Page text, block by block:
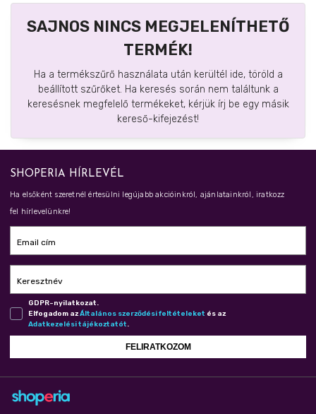
SAJNOS NINCS MEGJELENÍTHETŐ
TERMÉK!
Ha a termékszűrő használata után kerültél ide, töröld a
beállított szűrőket. Ha keresés során nem találtunk a
keresésnek megfelelő termékeket, kérjük írj be egy másik
kereső-kifejezést!
SHOPERIA HÍRLEVÉL
Ha elsőként szeretnél értesülni legújabb akcióinkról, ajánlatainkról, iratkozz
fel hírlevelünkre!
Email cím
Keresztnév
GDPR-nyilatkozat.
Elfogadom azÁl­ta­lá­nos szer­ző­dé­si fel­té­te­le­ket és az
Adat­ke­ze­lé­si tá­jé­koz­ta­tót.
FELIRATKOZOM